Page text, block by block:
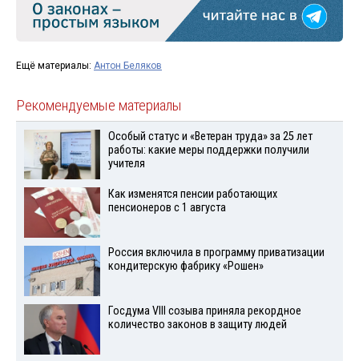
Ещё материалы: Антон Беляков
Рекомендуемые материалы
Особый статус и «Ветеран труда» за 25 лет
работы: какие меры поддержки получили
учителя
Как изменятся пенсии работающих
пенсионеров с 1 августа
Россия включила в программу приватизации
кондитерскую фабрику «Рошен»
Госдума VIII созыва приняла рекордное
количество законов в защиту людей